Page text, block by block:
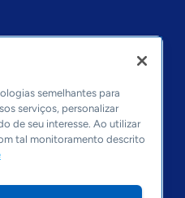
semelhantes para
serviços, personalizar
de seu interesse. Ao utilizar
tal monitoramento descrito